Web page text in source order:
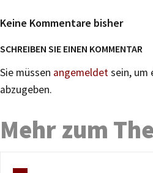
Keine Kommentare bisher
SCHREIBEN SIE EINEN KOMMENTAR
Sie müssen angemeldetsein, um
abzugeben.
Mehr zum